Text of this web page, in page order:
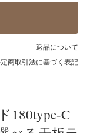
返品について
商取引法に基づく表記
180type-C